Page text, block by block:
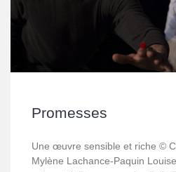
Promesses
Une œuvre sensible et riche ©
Mylène Lachance-Paquin